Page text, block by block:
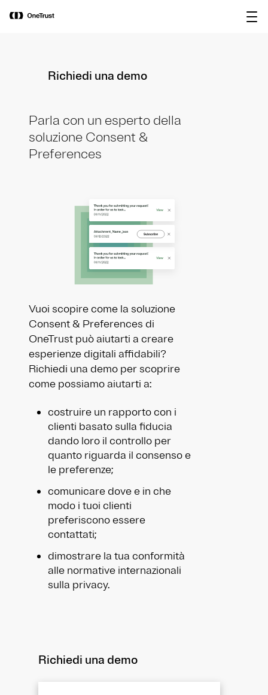
OneTrust nominata “Visionaria” nel
Magic Quadrant™ 2026 di Gartner®
Richiedi una demo
Parla con un esperto della
soluzione Consent &
Preferences
Vuoi scopire come la soluzione
Consent & Preferences di
OneTrust può aiutarti a creare
esperienze digitali affidabili?
Richiedi una demo per scoprire
come possiamo aiutarti a:
costruire un rapporto con i
clienti basato sulla fiducia
dando loro il controllo per
quanto riguarda il consenso e
le preferenze;
comunicare dove e in che
modo i tuoi clienti
preferiscono essere
contattati;
dimostrare la tua conformità
alle normative internazionali
sulla privacy.
Richiedi una demo